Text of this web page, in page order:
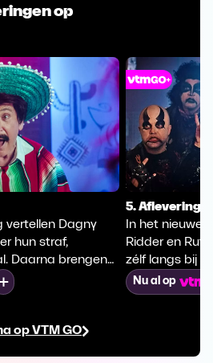
op
op VTM GO
vertellen Dagny
hun straf,
Daarna brengen
topacteurs het
opnieuw tot
5. Aflevering 5
In het nieuwe
Ridder en
zélf langs bij
Ze vragen
waargebeurd verhaal.
worden door
Nu al op